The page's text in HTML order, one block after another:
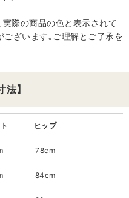
際の商品の色と表示されて
ざいます｡ご理解とご了承を
】
ヒップ
78cm
84cm